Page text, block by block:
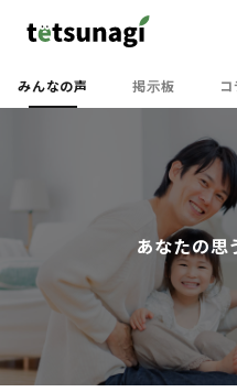
みんなの声 掲示板 コ
あなたの思